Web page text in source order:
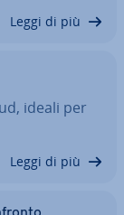
Leggi di più
ideali per
Leggi di più